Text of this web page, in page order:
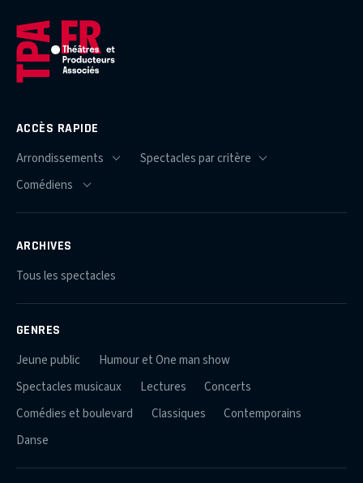
ACCÈS RAPIDE
ARCHIVES
Tous les spectacles
GENRES
Jeune public
Humour et One man show
Spectacles musicaux
Lectures
Concerts
Comédies et boulevard
Classiques
Contemporains
Danse